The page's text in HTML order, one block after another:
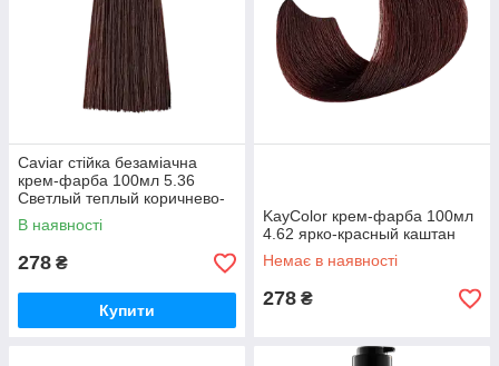
Caviar стійка безаміачна
крем-фарба 100мл 5.36
Светлый теплый коричнево-
каштановый
В наявності
278 ₴
Купити
KayColor крем-фарба 100мл
4.62 ярко-красный каштан
Немає в наявності
278 ₴